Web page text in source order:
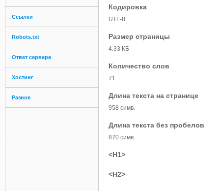
Ссылки
Robots.txt
Ответ сервера
Хостинг
Разное
Кодировка
UTF-8
Размер страницы
4.33 КБ
Количество слов
71
Длина текста на странице
958 симв.
Длина текста без пробелов
870 симв.
<H1>
<H2>